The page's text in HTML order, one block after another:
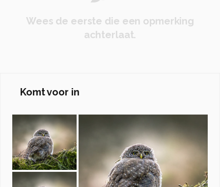
Wees de eerste die een opmerking
achterlaat.
Komt voor in